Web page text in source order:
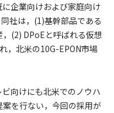
企業向けおよび家庭向け
社は，(1)基幹部品である
(2) DPoEと呼ばれる仮想
，北米の10G-EPON市場
向けにも北米でのノウハ
を行ない，今回の採用が